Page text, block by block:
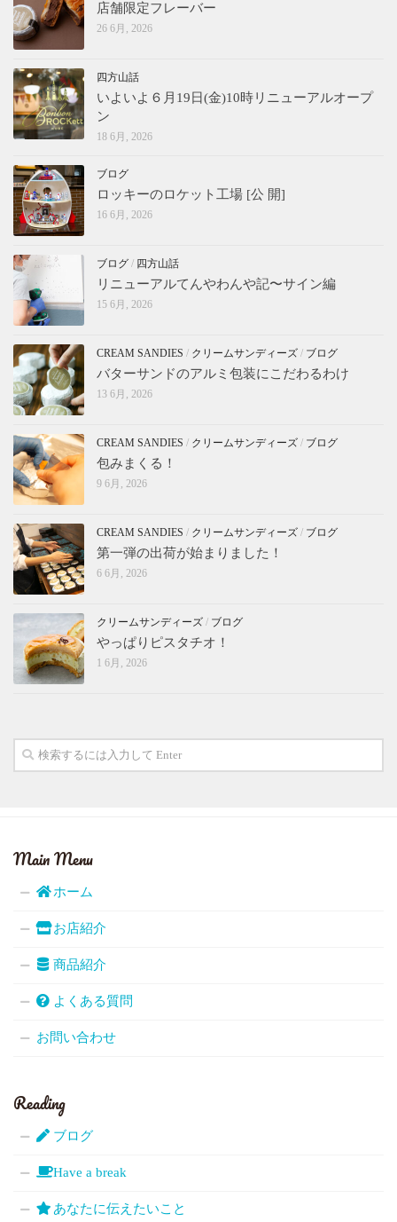
店舗限定フレーバー
26 6月, 2026
四方山話
いよいよ６月19日(金)10時リニューアルオープ
ン
18 6月, 2026
ブログ
ロッキーのロケット工場 [公 開]
16 6月, 2026
ブログ / 四方山話
リニューアルてんやわんや記〜サイン編
15 6月, 2026
CREAM SANDIES / クリームサンディーズ / ブログ
バターサンドのアルミ包装にこだわるわけ
13 6月, 2026
CREAM SANDIES / クリームサンディーズ / ブログ
包みまくる！
9 6月, 2026
CREAM SANDIES / クリームサンディーズ / ブログ
第一弾の出荷が始まりました！
6 6月, 2026
クリームサンディーズ / ブログ
やっぱりピスタチオ！
1 6月, 2026
Main Menu
ホーム
お店紹介
商品紹介
よくある質問
お問い合わせ
Reading
ブログ
Have a break
あなたに伝えたいこと